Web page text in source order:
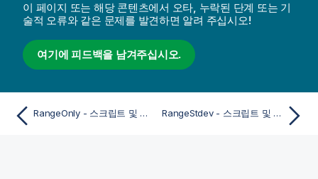
이 페이지 또는 해당 콘텐츠에서 오타, 누락된 단계 또는 기
술적 오류와 같은 문제를 발견하면 알려 주십시오!
여기에 피드백을 남겨주십시오.
RangeOnly - 스크립트 및 차트 함수 RangeStdev - 스크립트 및 차트 함수